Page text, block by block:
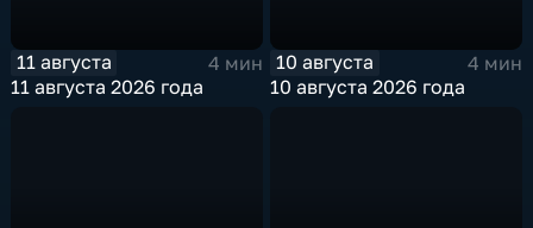
11 августа
4 мин
11 августа 2026 года
10 августа
4 мин
10 августа 2026 года